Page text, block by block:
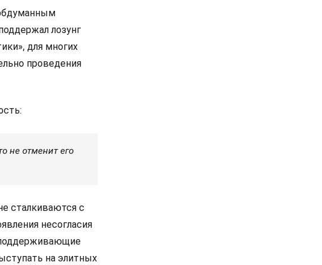
лозунг
для многих
проведения
не отменит его
сталкиваются с
несогласия
на элитных